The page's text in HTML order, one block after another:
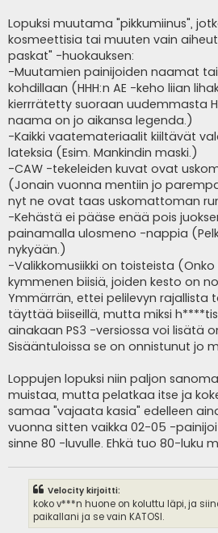
Lopuksi muutama "pikkumiinus",
kosmeettisia tai muuten vain
paskat" -huokauksen:
-Muutamien painijoiden naamat
kohdillaan (HHH:n AE -keho liian
kierrrätetty suoraan uudemmasta
naama on jo aikansa legenda.)
-Kaikki vaatemateriaalit kiiltävät
lateksia (Esim. Mankindin maski.)
-CAW -tekeleiden kuvat ovat
(Jonain vuonna mentiin jo
nyt ne ovat taas uskomattoman
-Kehästä ei pääse enää pois
painamalla ulosmeno -nappia
nykyään.)
-Valikkomusiikki on toisteista (Onko
kymmenen biisiä, joiden kesto on
Ymmärrän, ettei pelilevyn rajallista
täyttää biiseillä, mutta miksi
ainakaan PS3 -versiossa voi lisätä
Sisääntuloissa se on onnistunut jo
Loppujen lopuksi niin paljon
muistaa, mutta pelatkaa itse ja
samaa "vajaata kasia" edelleen
vuonna sitten vaikka 02-05 -
sinne 80 -luvulle. Ehkä tuo 80-luku
Velocity kirjoitti:
koko v***n huone on koluttu läpi, ja
paikallani ja se vain KATOSI.